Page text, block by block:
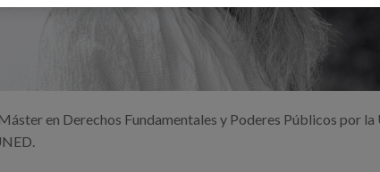
en Derechos Fundamentales y Poderes Públicos por